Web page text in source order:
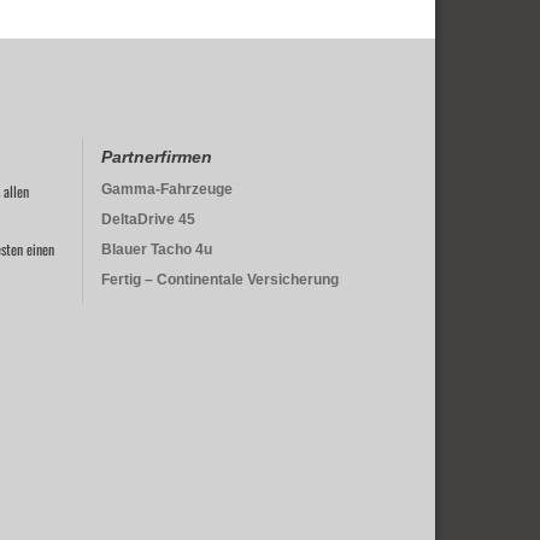
allen
einen
Partnerfirmen
Gamma-Fahrzeuge
DeltaDrive 45
Blauer Tacho 4u
Fertig – Continentale Versicherung